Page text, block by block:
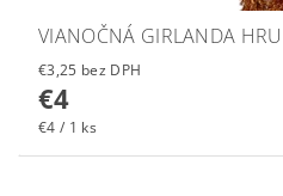
VIANOČNÁ GIRLANDA
€3,25 bez DPH
€4
€4 / 1 ks